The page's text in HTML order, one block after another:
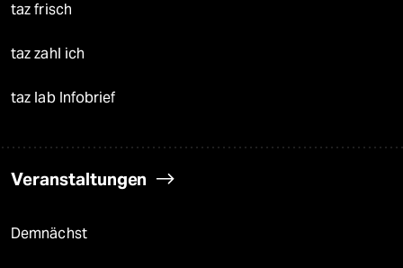
taz frisch
taz zahl ich
taz lab Infobrief
Veranstaltungen
Demnächst